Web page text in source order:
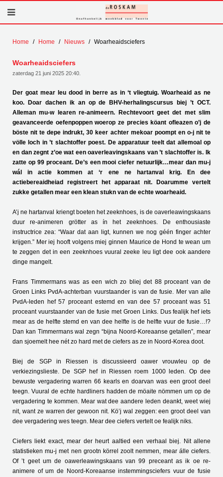
Home Home Nieuws Woarheaidsciefers
Woarheaidsciefers
zaterdag 21 juni 2025 20:40
Der goat mear leu dood in berre as in ‘t vliegtuig. Woarheaid as ne
koo. Doar dachen ik an op de BHV-herhalingscursus biej ’t OCT.
Alleman mu-w learen re-animeern. Rechtevoort geet det met slim
geavanceerde oefenpoppen woerop ze precies köant ofleazen o’j de
böste nit te depe indrukt, 30 keer achter mekoar poompt en o-j nit te
völle loch in ’t slachtoffer poest. De apparatuur teelt dat allemoal op
en dan zegnt z’oe wat een oaverleavingskaans van ’t slachtoffer is. Ik
zatte op 99 proceant. De’s een mooi ciefer netuurlijk…mear dan mu-j
wál in actie kommen at ‘r ene ne hartanval krig. En dee
actiebereaidheiad registreert het apparaat nit. Doarumme vertelt
zukke getallen mear een klean stukn van de echte woarheaid.
A’j ne hartanval kriengt boeten het zeeknhoes, is de oaverleawingskaans
duur re-animeren grötter as ín het zeeknhoes. De enthousiaste
instructrice zea: “Waar dat aan ligt, kunnen we nog géén finger achter
krijgen.” Mer iej hooft volgens miej ginnen Maurice de Hond te wean um
te zeggen det in een zeeknhoes vuural zeeke leu ligt dee ook aandere
dinge mangelt.
Frans Timmermans was as een wich zo bliej det 88 proceant van de
Groen Links PvdA-achterban vuurstaander is van de fusie. Mer van alle
PvdA-leden hef 57 proceant estemd en van dee 57 proceant was 51
proceant vuurstaander van de fusie met Groen Links. Dus fealijk hef iets
mear as de helfte stemd en van dee helfte is de helfte vuur de fusie…!?
Dan kan Timmermans wal zegn “bijna Noord-Koreaanse getallen”, mear
dan sjoemelt hee nét zo hard met de ciefers as ze in Noord-Korea doot.
Biej de SGP in Riessen is discussieerd oawer vrouwleu op de
verkiezingslieste. De SGP hef in Riessen roem 1000 leden. Op dee
bewuste vergadering warren 66 kearls en doarvan was een groot deel
teegn. Vuural de echte hardliners hadden de möaite nömmen um op de
vergadering te kommen. Mear wat dee aandere leden deankt, weet wiej
nit, want ze warren der gewoon nit. Kö’j wal zeggen: een groot deel van
dee vergadering wes teegn. Mear dee ciefers vertelt oe fealijk niks.
Ciefers liekt exact, mear der heurt aaltied een verhaal biej. Nit allene
statistieken mu-j met nen grootn körrel zoolt nemmen, mear álle ciefers.
Of ’t geet um de oawerleawingskaans van 99 preceant as ik oe re-
animere of um de Noord-Koreaanse instemmingsciefers vuur de fusie